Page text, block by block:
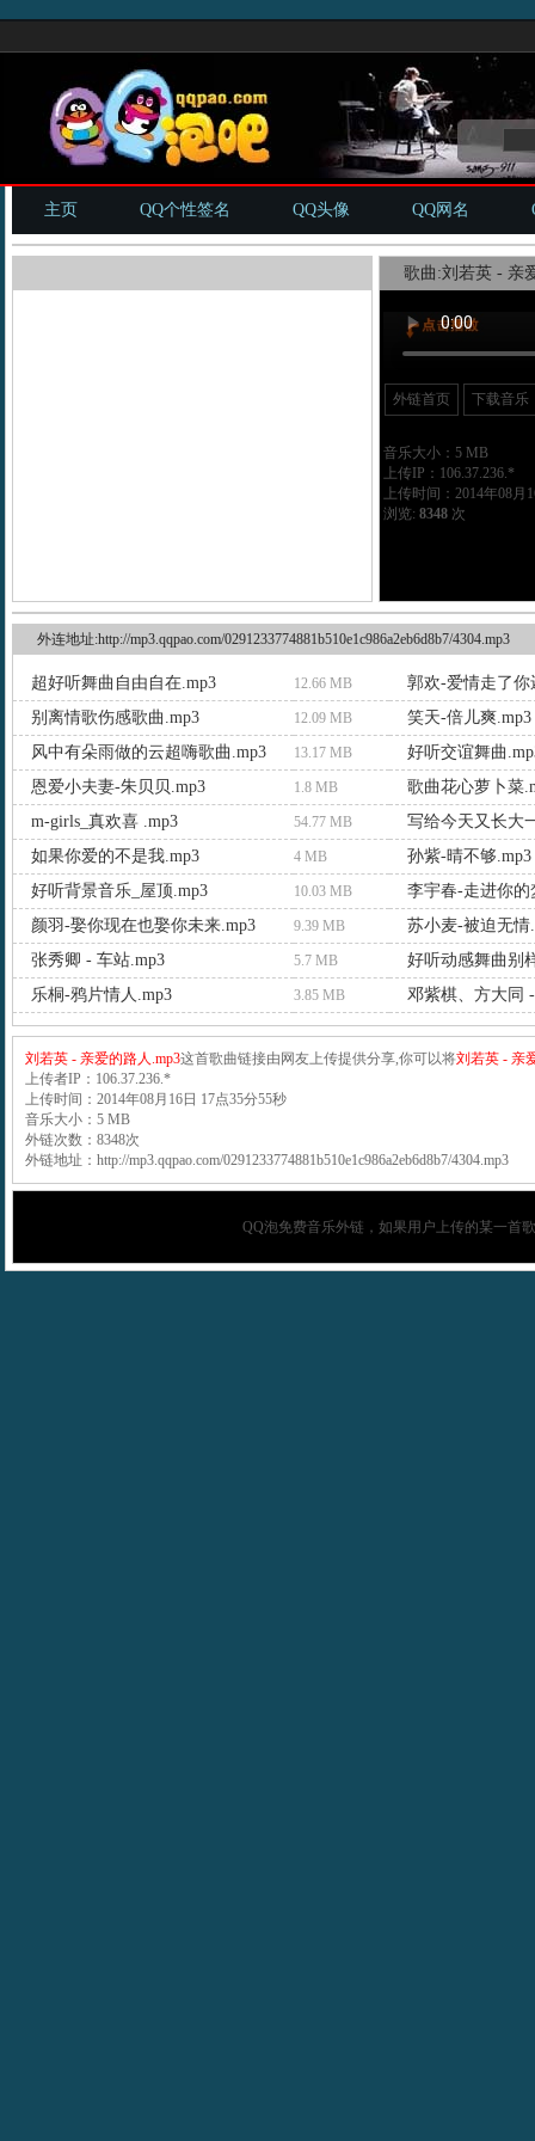
主页 QQ个性签名 QQ头像 QQ网名
歌曲:刘若英 - 亲
外链首页 下载音乐
音乐大小：5 MB
上传IP：106.37.236.*
上传时间：2014年08月
浏览: 8348次
外连地址:http://mp3.qqpao.com/0291233774881b510e1c986a2eb6d8b7/4304.mp3
超好听舞曲自由自在.mp3 12.66 MB
郭欢-爱情走了你
别离情歌伤感歌曲.mp3
12.09 MB
笑天-倍儿爽.mp3
风中有朵雨做的云超嗨歌曲.mp3
13.17 MB
好听交谊舞曲
恩爱小夫妻-朱贝贝.mp3
1.8 MB
歌曲花心萝卜菜
m-girls_真欢喜 .mp3
54.77 MB
写给今天又长大
如果你爱的不是我.mp3
4 MB
孙紫-晴不够.mp3
好听背景音乐_屋顶.mp3
10.03 MB
李宇春-走进你的
颜羽-娶你现在也娶你未来.mp3
9.39 MB
苏小麦-被迫无情
张秀卿 - 车站.mp3
5.7 MB
好听动感舞曲别
乐桐-鸦片情人.mp3
3.85 MB 邓紫棋、方大同
刘若英 - 亲爱的路人.mp3这首歌曲链接由网友上传提供分享,你可以将刘若英 - 亲
上传者IP：106.37.236.*
上传时间：2014年08月16日 17点35分55秒
音乐大小：5 MB
外链次数：8348次
外链地址：http://mp3.qqpao.com/0291233774881b510e1c986a2eb6d8b7/4304.mp3
QQ泡免费音乐外链，如果用户上传的某一首